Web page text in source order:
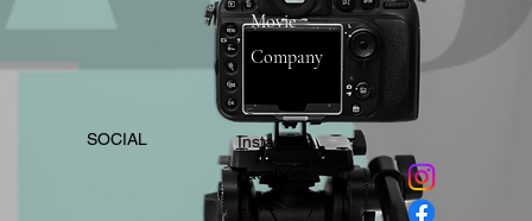
Movie
Company
​SOCIAL
Instagram
​Facebook